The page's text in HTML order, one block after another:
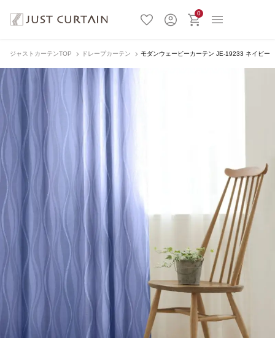
0
ジャストカーテンTOP ドレープカーテン モダンウェービーカーテン JE-19233 ネイビー